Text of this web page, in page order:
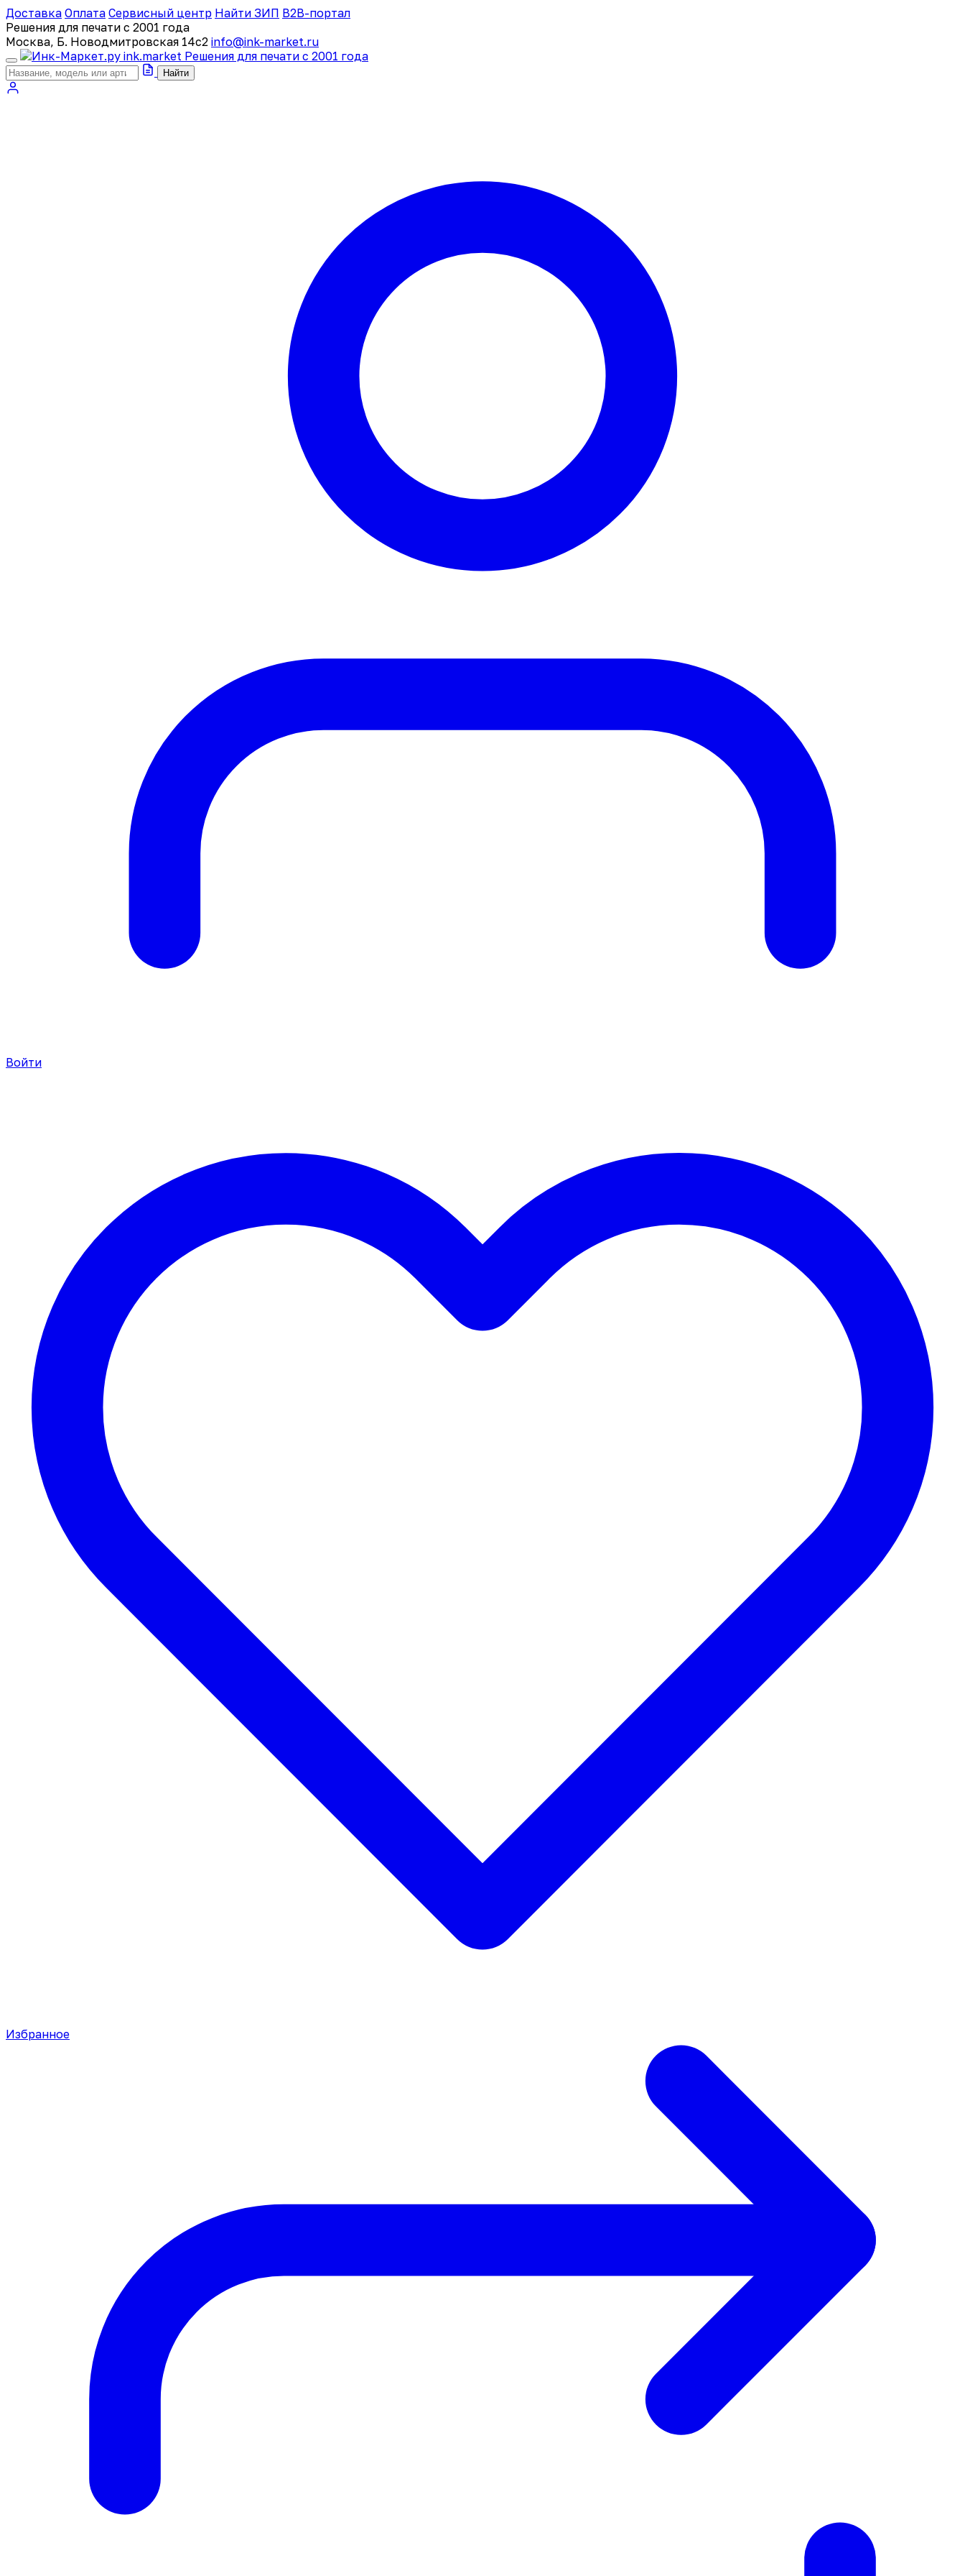
Доставка Оплата Сервисный центр Найти ЗИП B2B-портал
Решения для печати с 2001 года
Москва, Б. Новодмитровская 14с2 info@ink-market.ru
ink.market Решения для печати с 2001 года
Найти
Войти
Избранное